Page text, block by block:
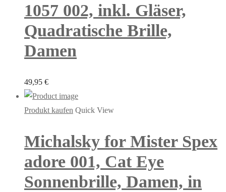
1057 002, inkl. Gläser,
Quadratische Brille,
Damen
49,95 €
Produkt kaufen Quick View
Michalsky for Mister Spex
adore 001, Cat Eye
Sonnenbrille, Damen, in